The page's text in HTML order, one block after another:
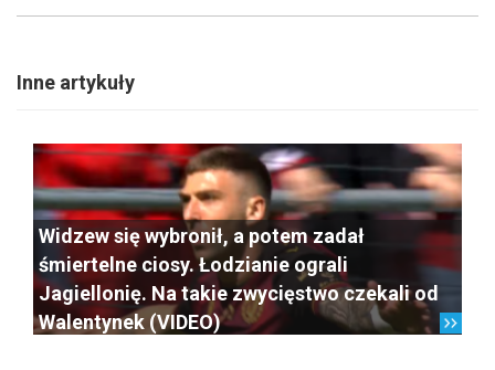
Inne artykuły
Widzew się wybronił, a potem zadał
śmiertelne ciosy. Łodzianie ograli
Jagiellonię. Na takie zwycięstwo czekali od
Walentynek (VIDEO)